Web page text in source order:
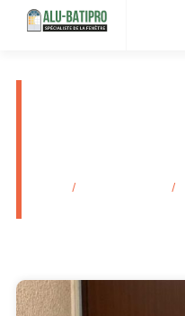
/ /